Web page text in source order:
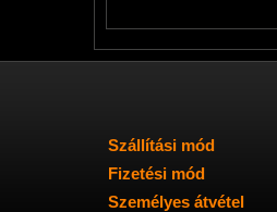
Szállítási mód
Fizetési mód
Személyes átvétel